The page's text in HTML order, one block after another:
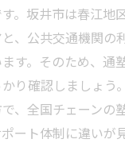
。坂井市は春江地
、公共交通機関の
す。そのため、通
り確認しましょう
、全国チェーンの
ート体制に違いが